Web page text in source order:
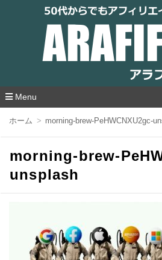
アラフィフエイト｜ 50
エイトは遅
Menu
ホーム morning-brew-PeHWCNXU2gc-
morning-brew-
unsplash